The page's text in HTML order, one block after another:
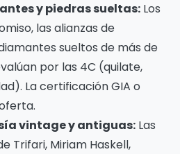
y piedras sueltas: Los
las alianzas de
sueltos de más de
por las 4C (quilate,
La certificación GIA o
vintage y antiguas: Las
Trifari, Miriam Haskell,